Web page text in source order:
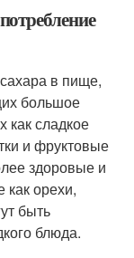
в пище,
большое
как сладкое
и фруктовые
здоровые и
как орехи,
быть
блюда.